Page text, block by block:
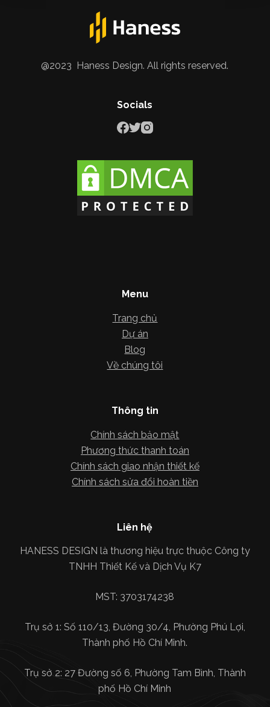
@2023 Haness Design. All rights reserved.
Socials
Menu
Trang chủ
Dự án
Blog
Về chúng tôi
Thông tin
Chính sách bảo mật
Phương thức thanh toán
Chính sách giao nhận thiết kế
Chính sách sửa đổi hoàn tiền
Liên hệ
HANESS DESIGN là thương hiệu trực thuộc Công ty
TNHH Thiết Kế và Dịch Vụ K7
MST: 3703174238
Trụ sở 1: Số 110/13, Đường 30/4, Phường Phú Lợi,
Thành phố Hồ Chí Minh.
Trụ sở 2: 27 Đường số 6, Phường Tam Bình, Thành
phố Hồ Chí Minh